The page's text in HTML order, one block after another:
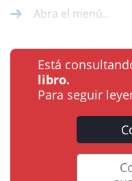
Abra el menú...
Está
libro.
Para seguir